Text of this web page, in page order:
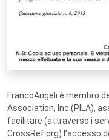
FrancoAngeli è membro
Association, Inc (PILA),
facilitare (attraverso i
CrossRef.org) l’accesso